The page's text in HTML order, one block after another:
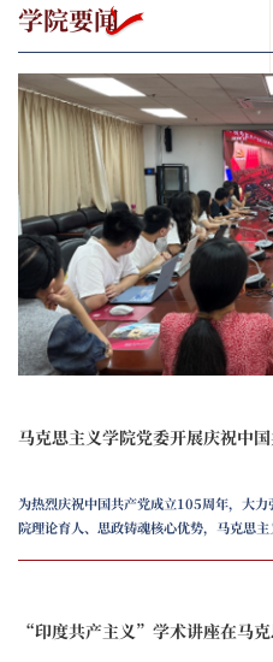
学院要闻
马克思主义学院党委开展庆祝中
为热烈庆祝中国共产党成立105周年，大
院理论育人、思政铸魂核心优势，马克思
认真聆听、静心感悟，沉浸式回顾党百年
“印度共产主义”学术讲座在马